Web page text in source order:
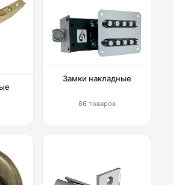
Замки накладные
86 товаров